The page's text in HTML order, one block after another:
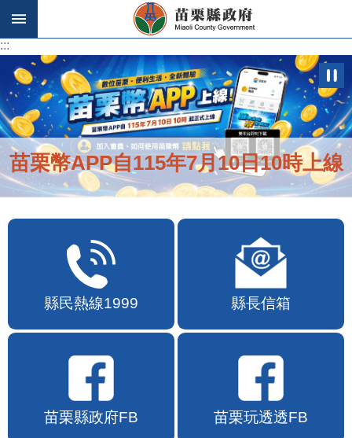
跳到主要內容區塊
:::
苗栗幣APP自115年7月10日10時上線
縣民熱線1999 縣長信箱
苗栗縣政府FB 苗栗玩透透FB